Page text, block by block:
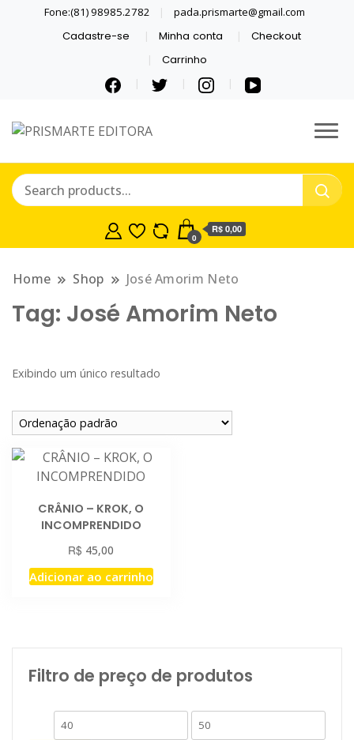
Fone:(81) 98985.2782 pada.prismarte@gmail.com
Cadastre-se Minha conta
Checkout
Carrinho
QUADRINHOS.
0
R$ 0,00
Home Shop José Amorim Neto
Tag: José Amorim Neto
Exibindo um único resultado
CRÂNIO – KROK, O
INCOMPRENDIDO
R$ 45,00
Adicionar ao carrinho
Filtro de preço de produtos
Preço
Preço